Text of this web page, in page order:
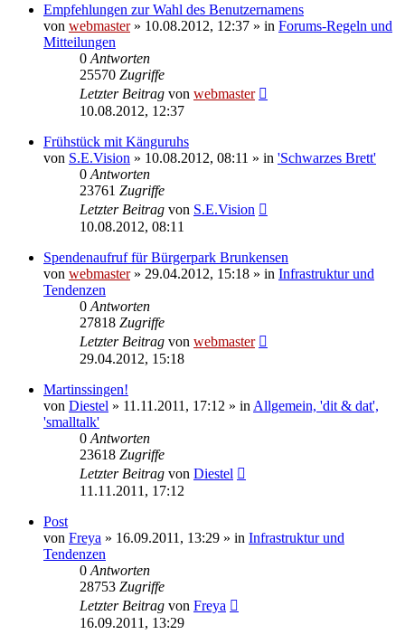
Empfehlungen zur Wahl des Benutzernamens
von webmaster» 10.08.2012, 12:37 » in Forums-Regeln und
Mitteilungen
0 Antworten
25570 Zugriffe
Letzter Beitrag von webmaster
10.08.2012, 12:37
Frühstück mit Känguruhs
von S.E.Vision » 10.08.2012, 08:11 » in 'Schwarzes Brett'
0 Antworten
23761 Zugriffe
Letzter Beitrag von S.E.Vision
10.08.2012, 08:11
Spendenaufruf für Bürgerpark Brunkensen
von webmaster» 29.04.2012, 15:18 » in Infrastruktur und
Tendenzen
0 Antworten
27818 Zugriffe
Letzter Beitrag von webmaster
29.04.2012, 15:18
Martinssingen!
von Diestel » 11.11.2011, 17:12 » in Allgemein, 'dit & dat',
'smalltalk'
0 Antworten
23618 Zugriffe
Letzter Beitrag von Diestel
11.11.2011, 17:12
Post
von Freya » 16.09.2011, 13:29 » in Infrastruktur und
Tendenzen
0 Antworten
28753 Zugriffe
Letzter Beitrag von Freya
16.09.2011, 13:29